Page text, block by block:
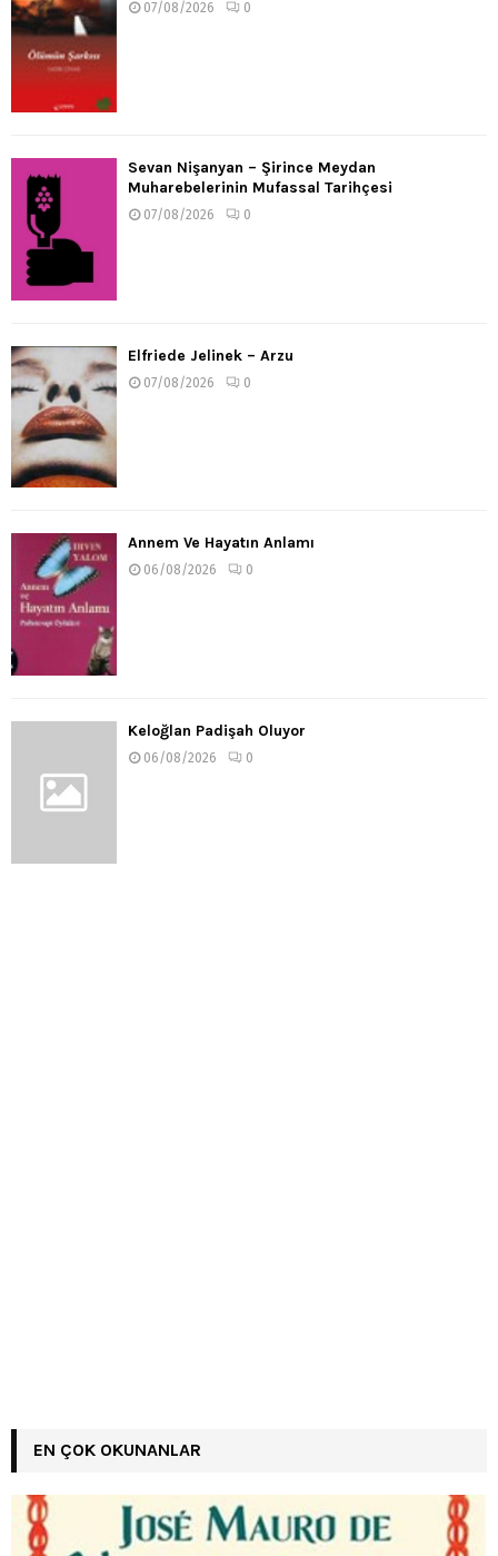
07/08/2026 0
Sevan Nişanyan – Şirince Meydan
Muharebelerinin Mufassal Tarihçesi
07/08/2026 0
Elfriede Jelinek – Arzu
07/08/2026 0
Annem Ve Hayatın Anlamı
06/08/2026 0
Keloğlan Padişah Oluyor
06/08/2026 0
EN ÇOK OKUNANLAR